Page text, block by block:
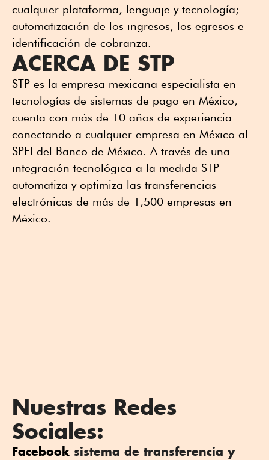
cualquier plataforma, lenguaje y tecnología;
automatización de los ingresos, los egresos e
identificación de cobranza.
ACERCA DE STP
STP es la empresa mexicana especialista en
tecnologías de sistemas de pago en México,
cuenta con más de 10 años de experiencia
conectando a cualquier empresa en México al
SPEI del Banco de México. A través de una
integración tecnológica a la medida STP
automatiza y optimiza las transferencias
electrónicas de más de 1,500 empresas en
México.
Nuestras Redes
Sociales:
Facebook sistema de transferencia y